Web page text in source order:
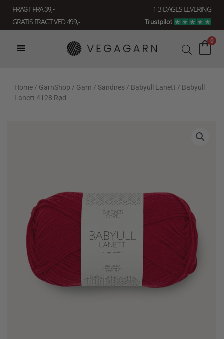
indholdet
FRAGT FRA 39, -
1-3 DAGES LEVERING
GRATIS FRAGT VED 499,-
0
Home / GarnShop / Garn / Sandnes / Babyull Lanett / Babyull
Lanett 4128 Rød